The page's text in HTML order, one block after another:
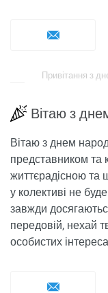
Привітання з
Вітаю з
Вітаю з днем
представником та
життєрадісною та
у колективі не
завжди
передовій, нехай
особистих